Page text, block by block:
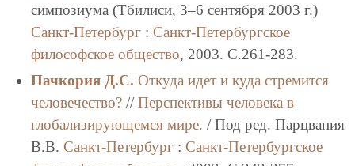
симпозиума (Тбилиси, 3–6 сентября 2003 г.)
Санкт-Петербург: Санкт-Петербургское
философское общество, 2003. C.261-283.
Пачкория Д.С. Откуда идет и куда стремится
человечество?// Перспективы человека в
глобализирующемся мире. / Под ред. Парцвания
В.В. Санкт-Петербург: Санкт-Петербургское